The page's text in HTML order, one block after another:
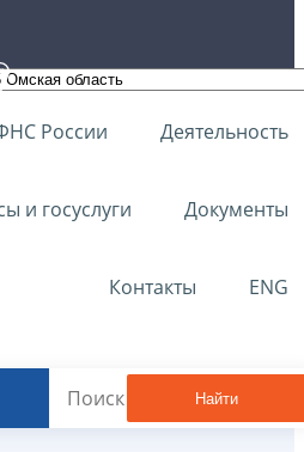
России Деятельность
и госуслуги Документы
Контакты ENG
Найти